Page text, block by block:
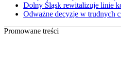
Dolny Śląsk rewitalizuje linie
Odważne decyzje w trudnych
Promowane treści